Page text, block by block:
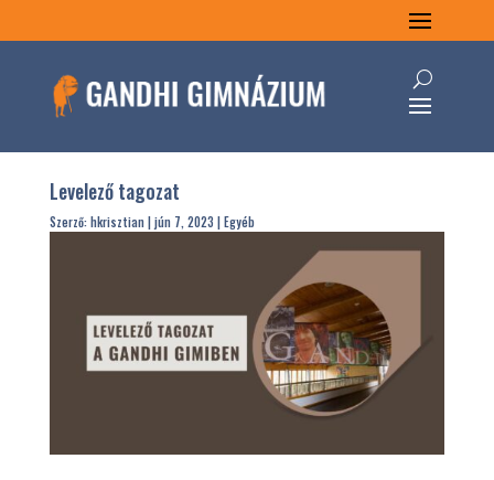
Levelező tagozat
Szerző:hkrisztian|jún 7, 2023 |Egyéb